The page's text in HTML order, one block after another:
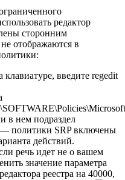
редактор
сторонним
отображаются в
введите regedit
в нем подраздел
политики SRP включены
действий.
речь идет не о вашем
значение параметра
реестра на 40000,